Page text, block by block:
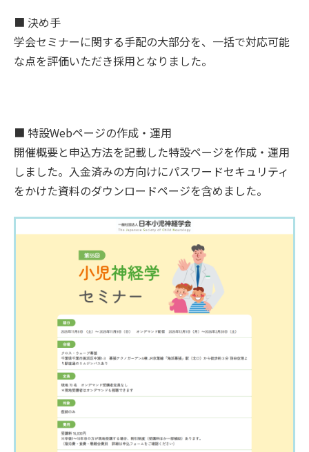
■ 決め手
学会セミナーに関する手配の大部分を、一括で対応可能
な点を評価いただき採用となりました。
■ 特設Webページの作成・運用
開催概要と申込方法を記載した特設ページを作成・運用
しました。入金済みの方向けにパスワードセキュリティ
をかけた資料のダウンロードページを含めました。